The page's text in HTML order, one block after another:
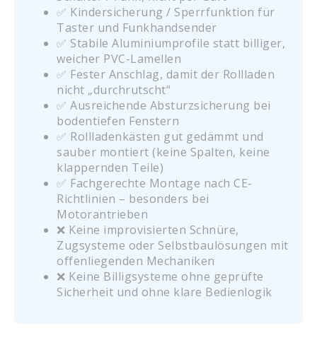
✅ Kindersicherung / Sperrfunktion für
Taster und Funkhandsender
✅ Stabile Aluminiumprofile statt billiger,
weicher PVC-Lamellen
✅ Fester Anschlag, damit der Rollladen
nicht „durchrutscht“
✅ Ausreichende Absturzsicherung bei
bodentiefen Fenstern
✅ Rollladenkästen gut gedämmt und
sauber montiert (keine Spalten, keine
klappernden Teile)
✅ Fachgerechte Montage nach CE-
Richtlinien – besonders bei
Motorantrieben
❌ Keine improvisierten Schnüre,
Zugsysteme oder Selbstbaulösungen mit
offenliegenden Mechaniken
❌ Keine Billigsysteme ohne geprüfte
Sicherheit und ohne klare Bedienlogik